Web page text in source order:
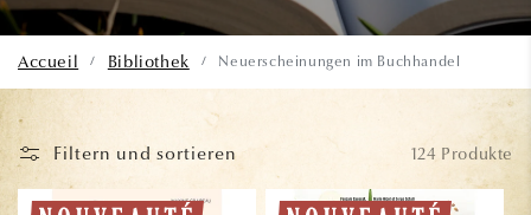
Accueil / Bibliothek / Neuerscheinungen im Buchhandel
Filtern und sortieren 124 Produkte